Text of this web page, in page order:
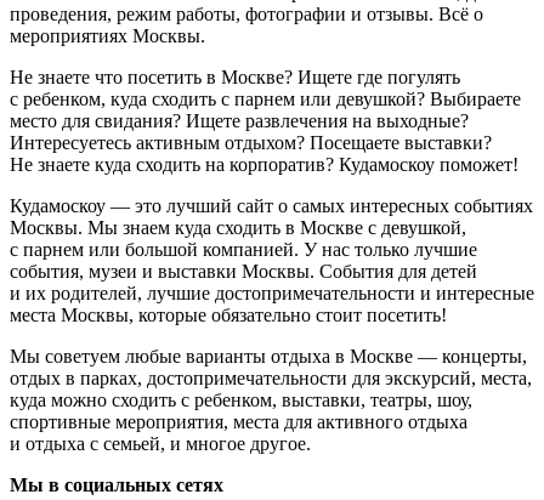
проведения, режим работы, фотографии и отзывы. Всё о
мероприятиях Москвы.
Не знаете что посетить в Москве? Ищете где погулять
с ребенком, куда сходить с парнем или девушкой? Выбираете
место для свидания? Ищете развлечения на выходные?
Интересуетесь активным отдыхом? Посещаете выставки?
Не знаете куда сходить на корпоратив? Кудамоскоу поможет!
Кудамоскоу — это лучший сайт о самых интересных событиях
Москвы. Мы знаем куда сходить в Москве с девушкой,
с парнем или большой компанией. У нас только лучшие
события, музеи и выставки Москвы. События для детей
и их родителей, лучшие достопримечательности и интересные
места Москвы, которые обязательно стоит посетить!
Мы советуем любые варианты отдыха в Москве — концерты,
отдых в парках, достопримечательности для экскурсий, места,
куда можно сходить с ребенком, выставки, театры, шоу,
спортивные мероприятия, места для активного отдыха
и отдыха с семьей, и многое другое.
Мы в социальных сетях